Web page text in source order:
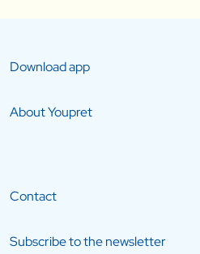
Download app
About Youpret
Contact
Subscribe to the newsletter